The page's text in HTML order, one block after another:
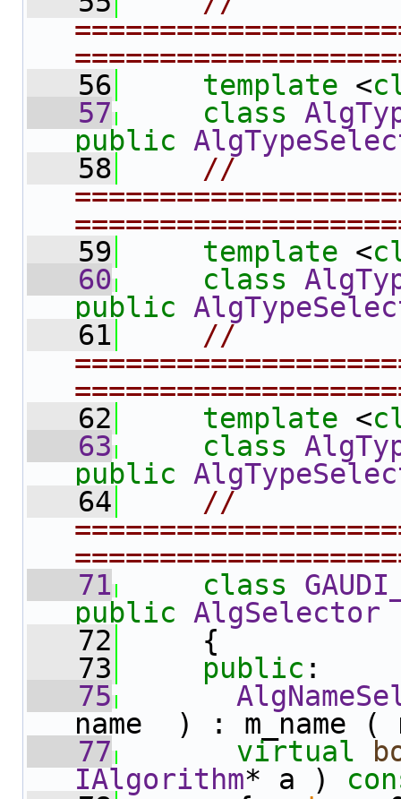
   56
template <
   57
class
public
   58
//
   59
template <
   60
class
public
   61
//
   62
template <
   63
class
public
   64
//
   71
class
public
AlgSelector
   72
{
   73
public :
   75
name  ) : m_name
   77
virtual
IAlgorithm* a )